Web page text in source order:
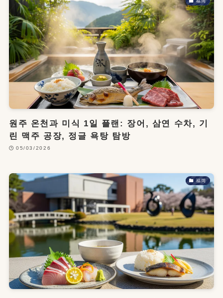
원주 온천과 미식 1일 플랜: 장어, 삼연 수차, 기
린 맥주 공장, 정글 욕탕 탐방
05/03/2026
福岡